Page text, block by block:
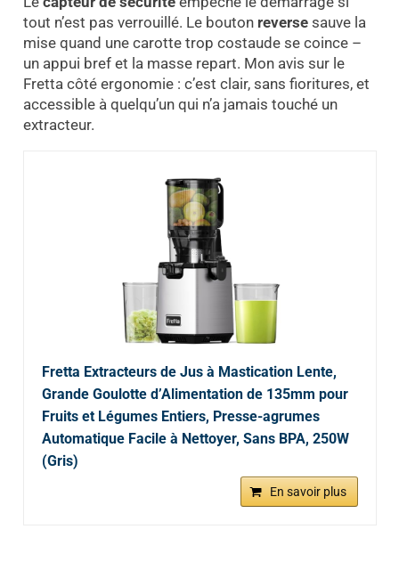
tout n’est pas verrouillé. Le bouton reversesauve la
mise quand une carotte trop costaude se coince –
un appui bref et la masse repart. Mon avis sur le
Fretta côté ergonomie : c’est clair, sans fioritures, et
accessible à quelqu’un qui n’a jamais touché un
extracteur.
Fretta Extracteurs de Jus à Mastication Lente,
Grande Goulotte d’Alimentation de 135mm pour
Fruits et Légumes Entiers, Presse-agrumes
Automatique Facile à Nettoyer, Sans BPA, 250W
(Gris)
En savoir plus